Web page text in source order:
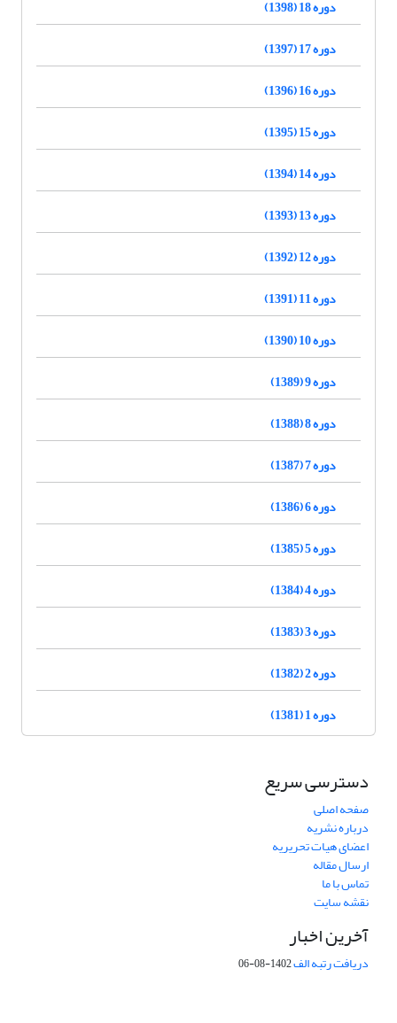
دوره 18 (1398)
دوره 17 (1397)
دوره 16 (1396)
دوره 15 (1395)
دوره 14 (1394)
دوره 13 (1393)
دوره 12 (1392)
دوره 11 (1391)
دوره 10 (1390)
دوره 9 (1389)
دوره 8 (1388)
دوره 7 (1387)
دوره 6 (1386)
دوره 5 (1385)
دوره 4 (1384)
دوره 3 (1383)
دوره 2 (1382)
دوره 1 (1381)
دسترسی سریع
صفحه اصلی
درباره نشریه
اعضای هیات تحریریه
ارسال مقاله
تماس با ما
نقشه سایت
آخرین اخبار
دریافت رتبه الف1402-08-06